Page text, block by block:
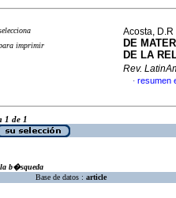
imprimir
Acosta,
DE
DE LA
Rev.
· resumen
1 de 1
b�squeda
Base de datos : article